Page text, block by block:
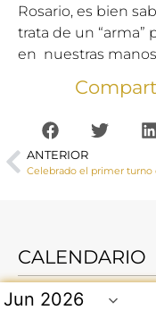
Rosario, es bien
trata de un “arma”
en nuestras
ANTERIOR
CALENDARIO